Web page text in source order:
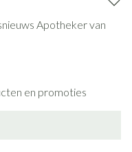
Apotheker van
en promoties